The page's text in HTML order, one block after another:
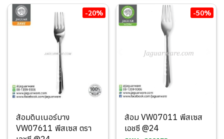
-20%
ส้อมดินเนอร์บาง
VW07611 พีสเซส ตรา
-50%
ส้อม VW07011 พีสเซส
เอชซี @24